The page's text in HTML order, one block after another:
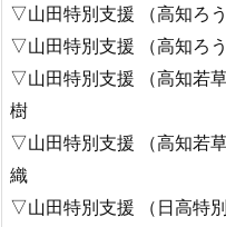
▽山田特別支援 （高知ろ
▽山田特別支援 （高知ろ
▽山田特別支援 （高知若
樹
▽山田特別支援 （高知若
織
▽山田特別支援 （日高特